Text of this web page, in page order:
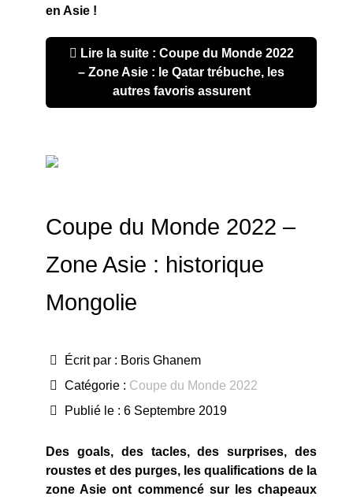
en Asie !
Lire la suite : Coupe du Monde 2022
– Zone Asie : le Qatar trébuche, les
autres favoris assurent
Coupe du Monde 2022 –
Zone Asie : historique
Mongolie
Écrit par : Boris Ghanem
Catégorie : Coupe du Monde 2022
Publié le : 6 Septembre 2019
Des goals, des tacles, des surprises, des
roustes et des purges, les qualifications de la
zone Asie ont commencé sur les chapeaux